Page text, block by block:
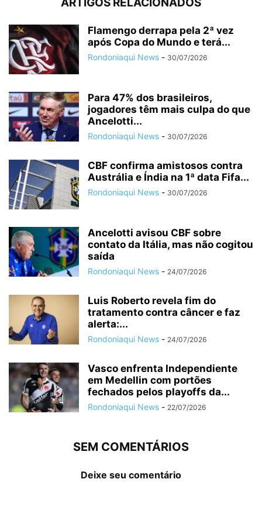
Flamengo derrapa pela 2ª vez
após Copa do Mundo e terá...
Rondoniaqui News - 30/07/2026
Para 47% dos brasileiros,
jogadores têm mais culpa do que
Ancelotti...
Rondoniaqui News - 30/07/2026
CBF confirma amistosos contra
Austrália e Índia na 1ª data Fifa...
Rondoniaqui News - 30/07/2026
Ancelotti avisou CBF sobre
contato da Itália, mas não cogitou
saída
Rondoniaqui News - 24/07/2026
Luis Roberto revela fim do
tratamento contra câncer e faz
alerta:...
Rondoniaqui News - 24/07/2026
Vasco enfrenta Independiente
em Medellin com portões
fechados pelos playoffs da...
Rondoniaqui News - 22/07/2026
SEM COMENTÁRIOS
Deixe seu comentário